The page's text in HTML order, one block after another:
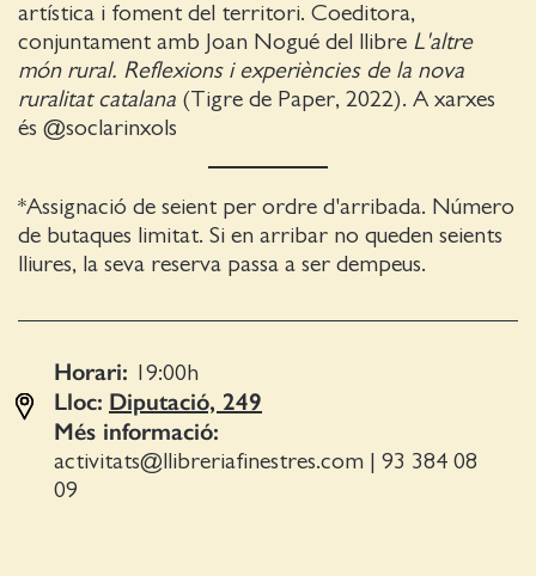
artística i foment del territori. Coeditora,
conjuntament amb Joan Nogué del llibre L'altre
món rural. Reflexions i experiències de la nova
ruralitat catalana (Tigre de Paper, 2022). A xarxes
és @soclarinxols
*Assignació de seient per ordre d'arribada. Número
de butaques limitat. Si en arribar no queden seients
lliures, la seva reserva passa a ser dempeus.
Horari: 19:00 h
Lloc: Diputació, 249
Més informació:
activitats@llibreriafinestres.com
93 384 08
09